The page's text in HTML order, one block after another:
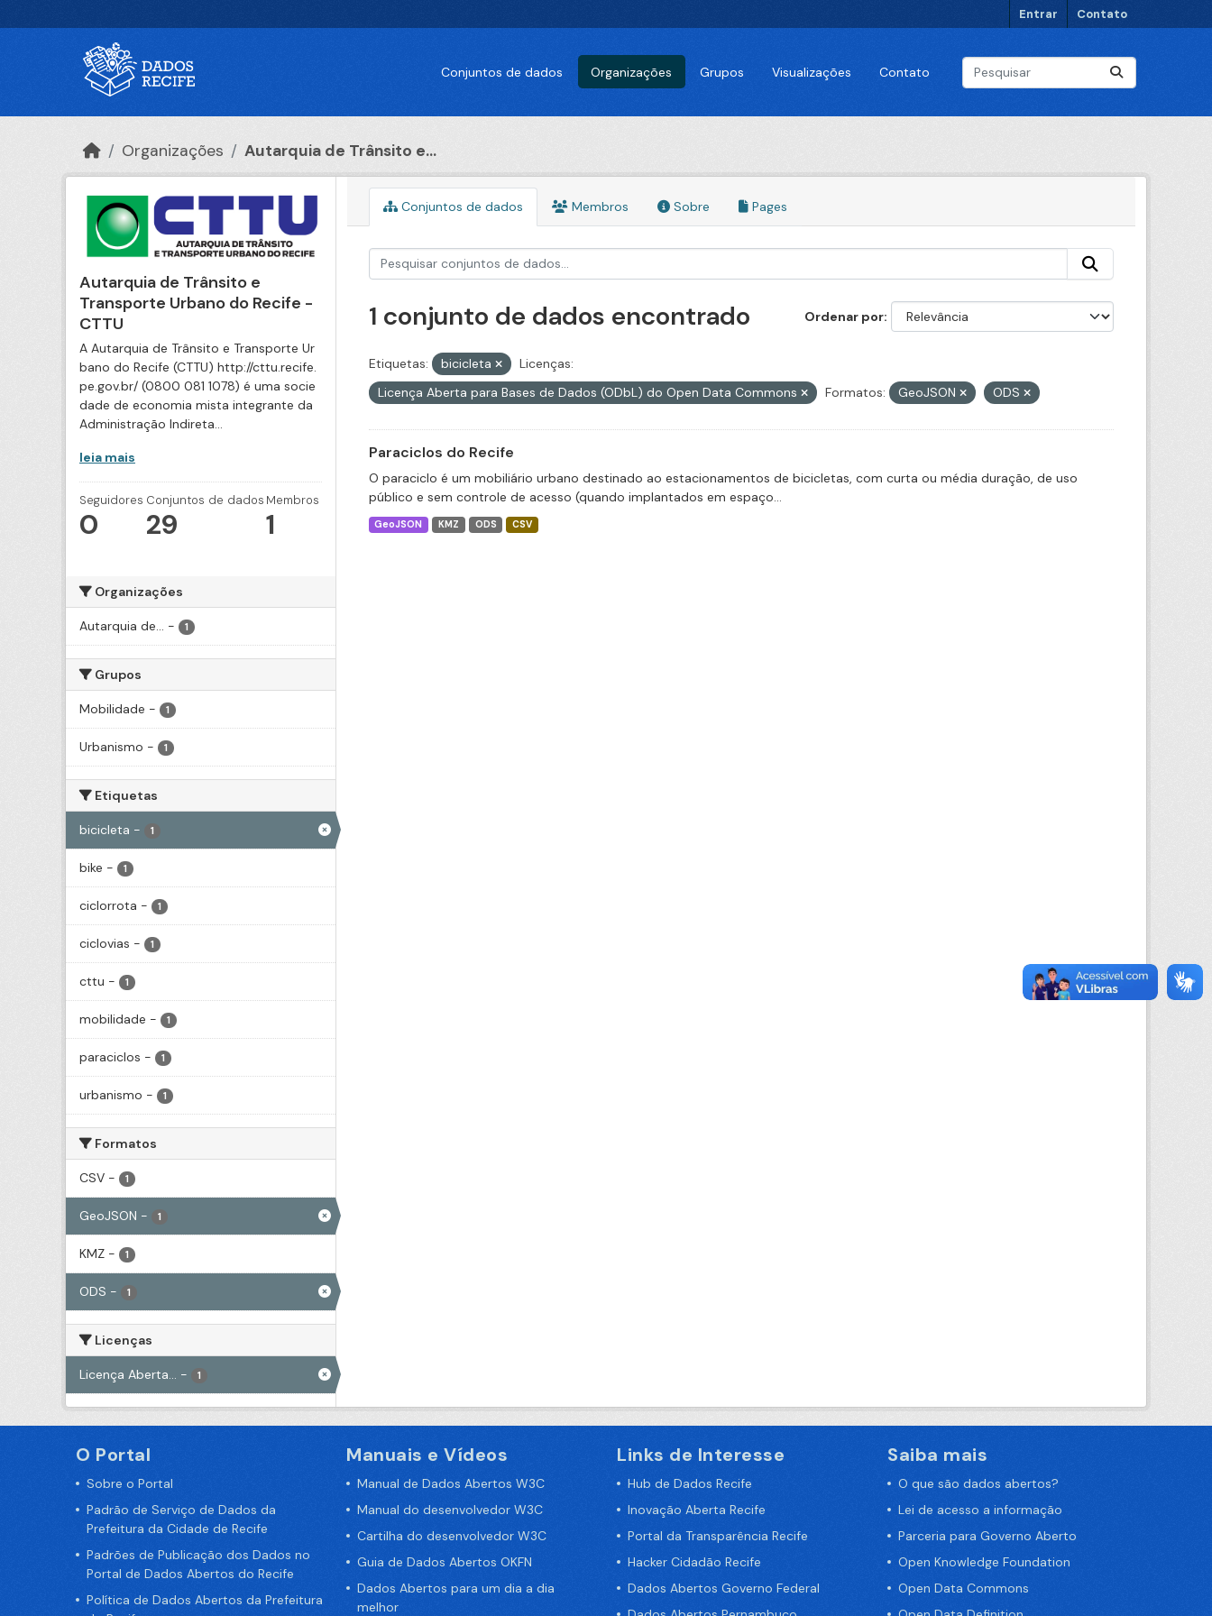
Entrar Contato
Conjuntos de dados Organizações Grupos Visualizações Contato
Organizações Autarquia de Trânsito e...
Autarquia de Trânsito e
Transporte Urbano do Recife -
CTTU
A Autarquia de Trânsito e Transporte Ur
bano do Recife (CTTU) http://cttu.recife.
pe.gov.br/ (0800 081 1078) é uma socie
dade de economia mista integrante da
Administração Indireta...
leia mais
Seguidores
0
Conjuntos de dados
29
Membros
1
Organizações
Autarquia de... - 1
Grupos
Mobilidade - 1
Urbanismo - 1
Etiquetas
bicicleta - 1
bike - 1
ciclorrota - 1
ciclovias - 1
cttu - 1
mobilidade - 1
paraciclos - 1
urbanismo - 1
Formatos
CSV - 1
GeoJSON - 1
KMZ - 1
ODS - 1
Licenças
Licença Aberta... - 1
Conjuntos de dados Membros Sobre Pages
Ordenar por
1 conjunto de dados encontrado
Etiquetas: bicicleta
Licenças:
Licença Aberta para Bases de Dados (ODbL) do Open Data Commons
Formatos: GeoJSON ODS
Paraciclos do Recife
O paraciclo é um mobiliário urbano destinado ao estacionamentos de bicicletas, com curta ou média duração, de uso
público e sem controle de acesso (quando implantados em espaço...
GeoJSON KMZ ODS CSV
O Portal
Sobre o Portal
Padrão de Serviço de Dados da
Prefeitura da Cidade de Recife
Padrões de Publicação dos Dados no
Portal de Dados Abertos do Recife
Política de Dados Abertos da Prefeitura
Manuais e Vídeos
Manual de Dados Abertos W3C
Manual do desenvolvedor W3C
Cartilha do desenvolvedor W3C
Guia de Dados Abertos OKFN
Dados Abertos para um dia a dia
melhor
Links de Interesse
Hub de Dados Recife
Inovação Aberta Recife
Portal da Transparência Recife
Hacker Cidadão Recife
Dados Abertos Governo Federal
Saiba mais
O que são dados abertos?
Lei de acesso a informação
Parceria para Governo Aberto
Open Knowledge Foundation
Open Data Commons